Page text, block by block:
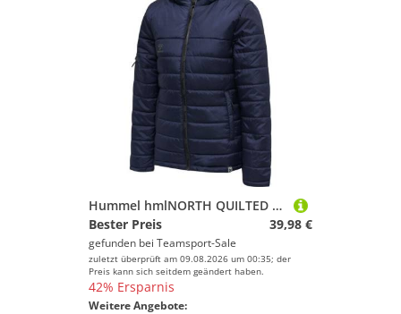
Hummel hmlNORTH QUILTED HOOD JACKET WOMAN - MARINE - XS
Bester Preis
39,98 €
gefunden bei Teamsport-Sale
zuletzt überprüft am 09.08.2026 um 00:35; der
Preis kann sich seitdem geändert haben.
42% Ersparnis
Weitere Angebote: